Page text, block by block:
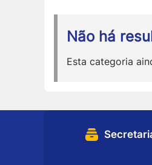
Não há
Esta categoria